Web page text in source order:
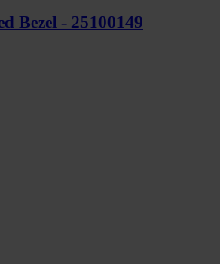
Bezel - 25100149